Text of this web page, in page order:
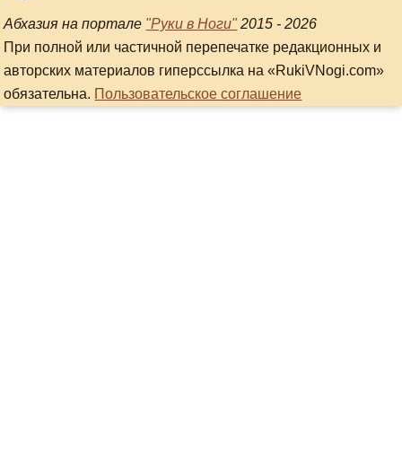
Абхазия на портале "Руки в Ноги" 2015 - 2026
При полной или частичной перепечатке редакционных и
авторских материалов гиперссылка на «RukiVNogi.com»
обязательна. Пользовательское соглашение